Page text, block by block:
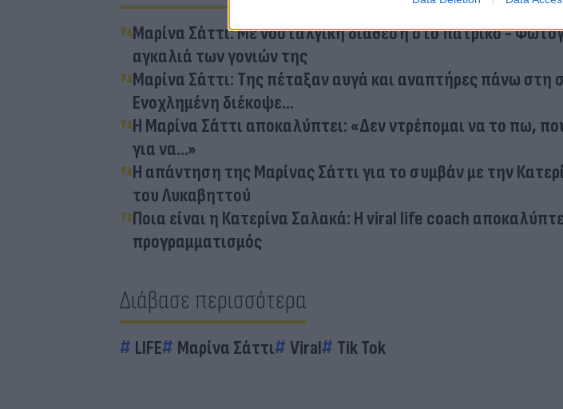
Μαρίνα Σάττι: Με νοσταλγική διάθεση στο πατρικό -
αγκαλιά των γονιών της
Μαρίνα Σάττι: Της πέταξαν αυγά και αναπτήρες πάνω στη
Ενοχλημένη διέκοψε...
Η Μαρίνα Σάττι αποκαλύπτει: «Δεν ντρέπομαι να το πω,
για να...»
Η απάντηση της Μαρίνας Σάττι για το συμβάν με την
του Λυκαβηττού
Ποια είναι η Κατερίνα Σαλακά: Η viral life coach
προγραμματισμός
Διάβασε περισσότερα
LIFE Μαρίνα Σάττι Viral Tik Tok